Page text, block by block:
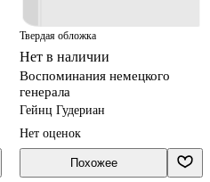
Твердая обложка
Нет в наличии
Воспоминания немецкого
генерала
Гейнц Гудериан
Нет оценок
Похожее